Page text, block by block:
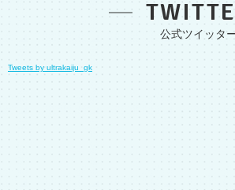
Tweets by ultrakaiju_gk